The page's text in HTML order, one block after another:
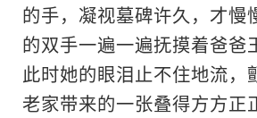
的手，凝视墓碑许久，才慢
的双手一遍一遍抚摸着爸爸
此时她的眼泪止不住地流，
老家带来的一张叠得方方正